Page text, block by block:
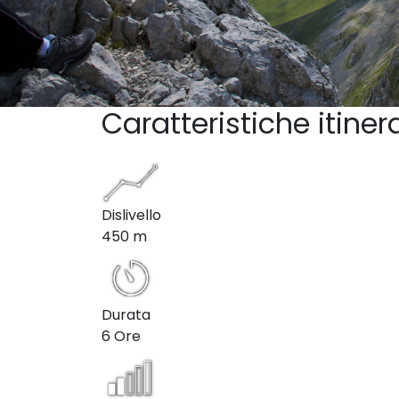
Caratteristiche
Dislivello
450 m
Durata
6 Ore